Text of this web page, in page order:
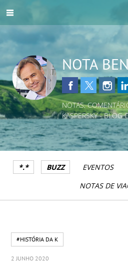
NOTA
NOTAS,
KASPERSKY - BLOG
*.* BUZZ EVENTOS
NOTAS DE
#HISTÓRIA DA K
2 JUNHO 2020